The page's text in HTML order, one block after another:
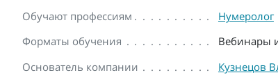
Обучают профессиям
Нумеролог
Форматы обучения
Вебинары
Основатель компании
Кузнецов